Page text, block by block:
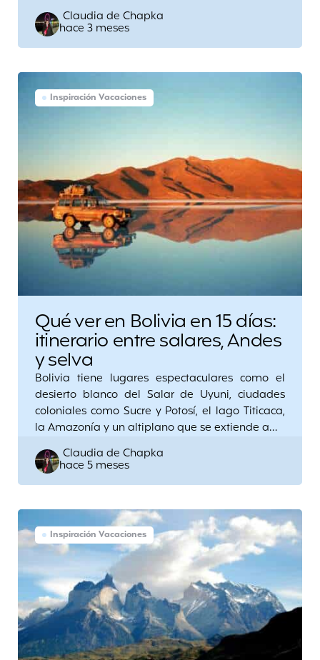
Posted
by
Claudia de Chapka
hace 3 meses
Inspiración Vacaciones
Qué ver en Bolivia en 15 días:
itinerario entre salares, Andes
y selva
Bolivia tiene lugares espectaculares como el
desierto blanco del Salar de Uyuni, ciudades
coloniales como Sucre y Potosí, el lago Titicaca,
la Amazonía y un altiplano que se extiende a…
Posted
by
Claudia de Chapka
hace 5 meses
Inspiración Vacaciones